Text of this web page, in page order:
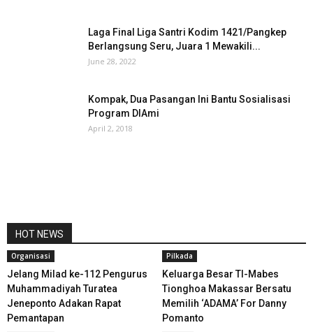
Laga Final Liga Santri Kodim 1421/Pangkep
Berlangsung Seru, Juara 1 Mewakili...
June 28, 2022
Kompak, Dua Pasangan Ini Bantu Sosialisasi
Program DIAmi
April 2, 2018
HOT NEWS
Organisasi
Jelang Milad ke-112 Pengurus
Muhammadiyah Turatea
Jeneponto Adakan Rapat
Pemantapan
Pilkada
Keluarga Besar TI-Mabes
Tionghoa Makassar Bersatu
Memilih ‘ADAMA’ For Danny
Pomanto